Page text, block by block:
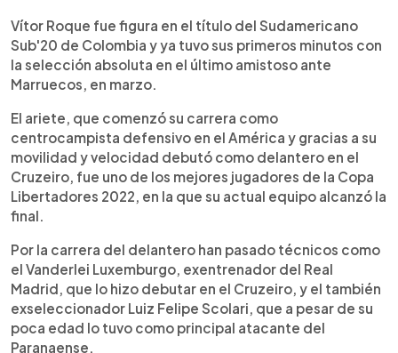
Vítor Roque fue figura en el título del Sudamericano
Sub'20 de Colombia y ya tuvo sus primeros minutos con
la selección absoluta en el último amistoso ante
Marruecos, en marzo.
El ariete, que comenzó su carrera como
centrocampista defensivo en el América y gracias a su
movilidad y velocidad debutó como delantero en el
Cruzeiro, fue uno de los mejores jugadores de la Copa
Libertadores 2022, en la que su actual equipo alcanzó la
final.
Por la carrera del delantero han pasado técnicos como
el Vanderlei Luxemburgo, exentrenador del Real
Madrid, que lo hizo debutar en el Cruzeiro, y el también
exseleccionador Luiz Felipe Scolari, que a pesar de su
poca edad lo tuvo como principal atacante del
Paranaense.